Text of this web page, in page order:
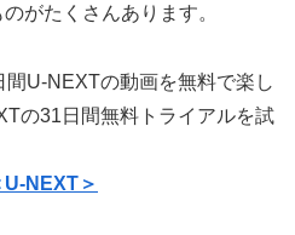
がたくさんあります。
U-NEXTの動画を無料で楽し
の31日間無料トライアルを試
NEXT＞